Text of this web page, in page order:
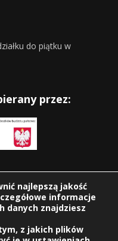
do piątku w
przez:
na:
najlepszą jakość
informacje
danych znajdziesz
z jakich plików